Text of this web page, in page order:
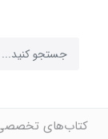
کتاب‌های